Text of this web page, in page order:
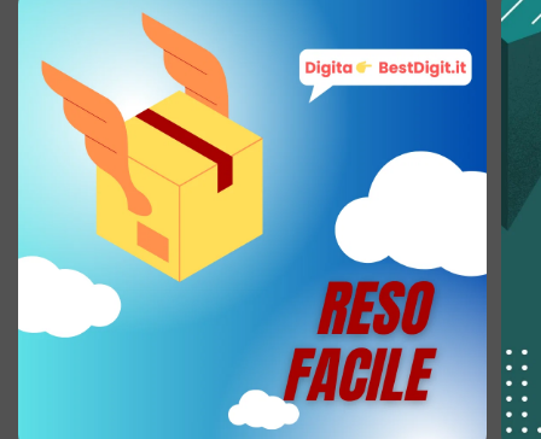
Durata del ciclo (max): 205 min
Tempo di ciclo (programma di lavaggio rapido,
carico ridotto): 14 min
Programmi di lavaggio: Cotone, Delicati/Seta,
Eco, Igiene/Allergy Care, Intenso, Notte,
Prelavaggio, Rapido 14min, Centrifuga/scarico,
Sport, Vapore, Sintetico, Lana
Velocità di centrifuga regolabile: Sì